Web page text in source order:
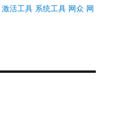
激活工具 系统工具 网众 网